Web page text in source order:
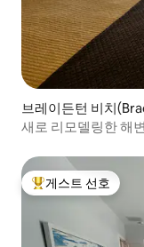
브레이든턴 비치
새로 리모델링한 해
상위 게스트 선호
게스트 선호